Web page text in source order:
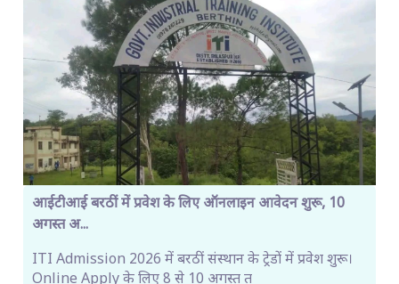
आईटीआई बरठीं में प्रवेश के लिए ऑनलाइन आवेदन शुरू, 10
अगस्त अ...
ITI Admission 2026 में बरठीं संस्थान के ट्रेडों में प्रवेश शुरू।
Online Apply के लिए 8 से 10 अगस्त त